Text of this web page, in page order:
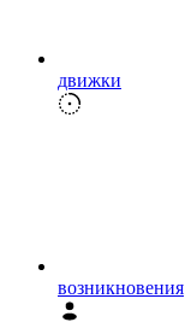
движки
возникновения